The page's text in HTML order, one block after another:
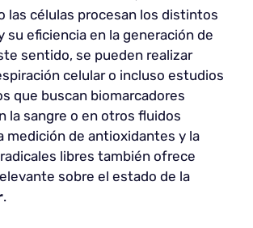
las células procesan los distintos
su eficiencia en la generación de
sentido, se pueden realizar
celular o incluso estudios
que buscan biomarcadores
la sangre o en otros fluidos
medición de antioxidantes y la
libres también ofrece
sobre el estado de la
.